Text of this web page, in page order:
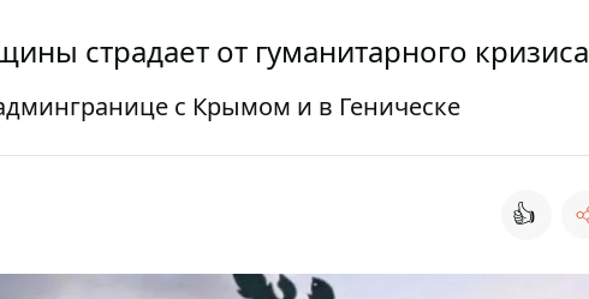
страдает от гуманитарного кризиса
с Крымом и в Геническе
👍